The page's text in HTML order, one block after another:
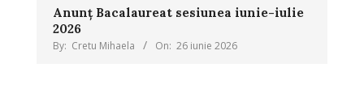
Anunț Bacalaureat sesiunea iunie-iulie
2026
By: Cretu Mihaela On: 26 iunie 2026